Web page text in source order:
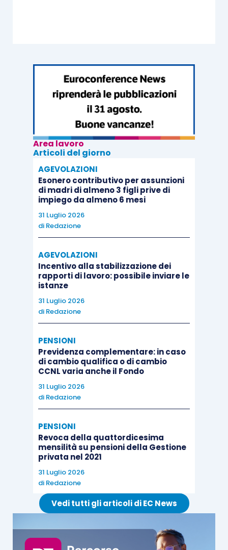
Area lavoro
Articoli del giorno
AGEVOLAZIONI
Esonero contributivo per assunzioni
di madri di almeno 3 figli prive di
impiego da almeno 6 mesi
31 Luglio 2026
di Redazione
AGEVOLAZIONI
Incentivo alla stabilizzazione dei
rapporti di lavoro: possibile inviare le
istanze
31 Luglio 2026
di Redazione
PENSIONI
Previdenza complementare: in caso
di cambio qualifica o di cambio
CCNL varia anche il Fondo
31 Luglio 2026
di Redazione
PENSIONI
Revoca della quattordicesima
mensilità su pensioni della Gestione
privata nel 2021
31 Luglio 2026
di Redazione
Vedi tutti gli articoli di EC News